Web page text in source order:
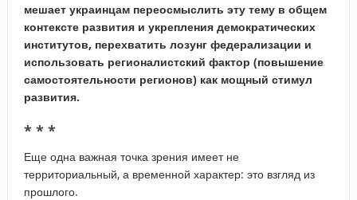
мешает украинцам переосмыслить эту тему в общем
контексте развития и укрепления демократических
институтов, перехватить лозунг федерализации и
использовать регионалистский фактор (повышение
самостоятельности регионов) как мощный стимул
развития.
* * *
Еще одна важная точка зрения имеет не
территориальный, а временной характер: это взгляд из
прошлого.